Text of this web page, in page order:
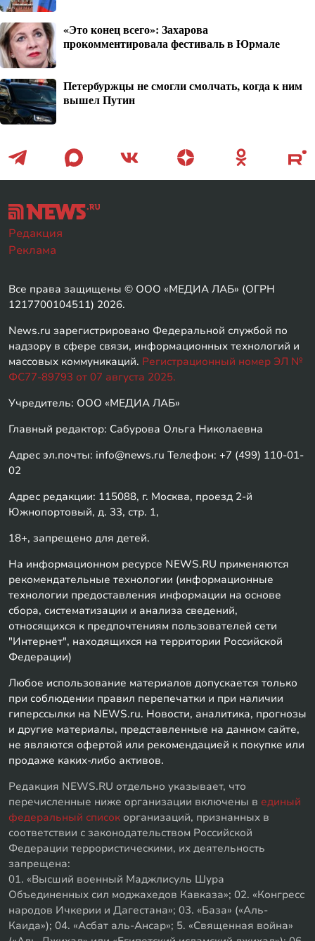
«Это конец всего»: Захарова
прокомментировала фестиваль в Юрмале
Петербуржцы не смогли смолчать, когда к ним
вышел Путин
Редакция
Реклама
Все права защищены © ООО «МЕДИА ЛАБ» (ОГРН
1217700104511) 2026.
News.ru зарегистрировано Федеральной службой по
надзору в сфере связи, информационных технологий и
массовых коммуникаций. Регистрационный номер ЭЛ №
ФС77-89793 от 07 августа 2025.
Учредитель: ООО «МЕДИА ЛАБ»
Главный редактор: Сабурова Ольга Николаевна
Адрес эл.почты: info@news.ru Телефон: +7 (499) 110-01-
02
Адрес редакции: 115088, г. Москва, проезд 2-й
Южнопортовый, д. 33, стр. 1,
18+, запрещено для детей.
На информационном ресурсе NEWS.RU применяются
рекомендательные технологии (информационные
технологии предоставления информации на основе
сбора, систематизации и анализа сведений,
относящихся к предпочтениям пользователей сети
"Интернет", находящихся на территории Российской
Федерации)
Любое использование материалов допускается только
при соблюдении правил перепечатки и при наличии
гиперссылки на NEWS.ru. Новости, аналитика, прогнозы
и другие материалы, представленные на данном сайте,
не являются офертой или рекомендацией к покупке или
продаже каких-либо активов.
Редакция NEWS.RU отдельно указывает, что
перечисленные ниже организации включены в единый
федеральный список организаций, признанных в
соответствии с законодательством Российской
Федерации террористическими, их деятельность
запрещена:
01. «Высший военный Маджлисуль Шура
Объединенных сил моджахедов Кавказа»; 02. «Конгресс
народов Ичкерии и Дагестана»; 03. «База» («Аль-
Каида»); 04. «Асбат аль-Ансар»; 5. «Священная война»